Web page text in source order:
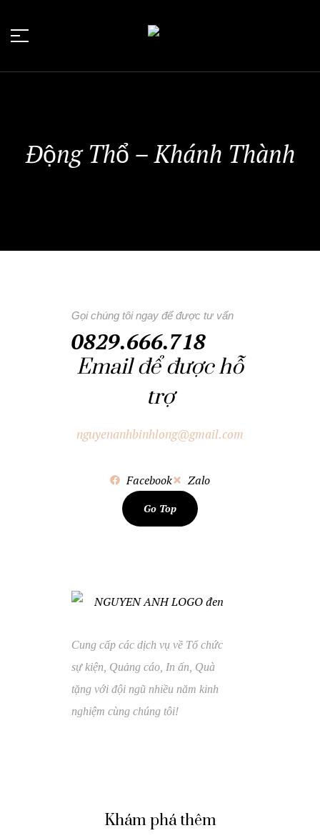
Động Thổ – Khánh Thành
Gọi chúng tôi ngay để được tư vấn
0829.666.718
Email để được hỗ
trợ
nguyenanhbinhlong@gmail.com
Facebook Zalo
Go Top
Cung cấp các dịch vụ về Tổ chức
sự kiện, Quảng cáo, In ấn, Quà
tặng với đội ngũ nhiều năm kinh
nghiệm cùng chúng tôi!
Khám phá thêm